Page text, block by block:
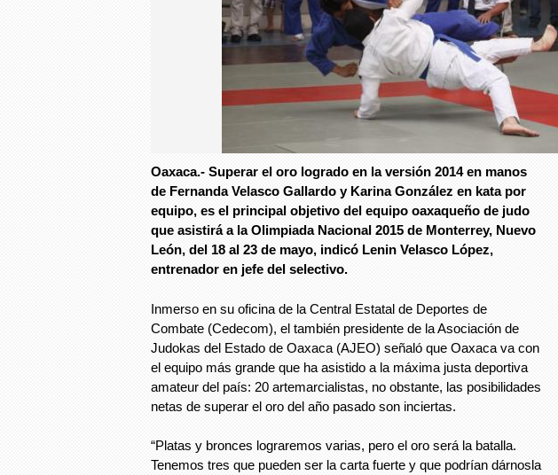
Oaxaca.- Superar el oro logrado en la versión 2014 en manos
de Fernanda Velasco Gallardo y Karina González en kata por
equipo, es el principal objetivo del equipo oaxaqueño de judo
que asistirá a la Olimpiada Nacional 2015 de Monterrey, Nuevo
León, del 18 al 23 de mayo, indicó Lenin Velasco López,
entrenador en jefe del selectivo.
Inmerso en su oficina de la Central Estatal de Deportes de
Combate (Cedecom), el también presidente de la Asociación de
Judokas del Estado de Oaxaca (AJEO) señaló que Oaxaca va con
el equipo más grande que ha asistido a la máxima justa deportiva
amateur del país: 20 artemarcialistas, no obstante, las posibilidades
netas de superar el oro del año pasado son inciertas.
“Platas y bronces lograremos varias, pero el oro será la batalla.
Tenemos tres que pueden ser la carta fuerte y que podrían dárnosla